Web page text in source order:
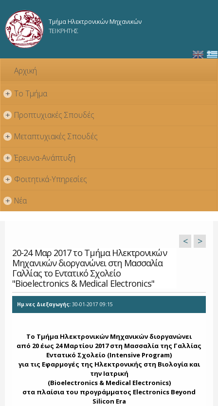
κυρίως
Τμήμα Ηλεκτρονικών Μηχανικών
ΤΕΙ ΚΡΗΤΗΣ
Αρχική
+ Το Τμήμα
+ Προπτυχιακές Σπουδές
+ Μεταπτυχιακές Σπουδές
+ Έρευνα-Ανάπτυξη
+ Φοιτητικά-Υπηρεσίες
+ Νέα
20-24 Μαρ 2017 το Τμήμα Ηλεκτρονικών
Μηχανικών διοργανώνει στη Μασσαλία
Γαλλίας το Εντατικό Σχολείο
"Bioelectronics & Medical Electronics"
< >
Ημ.νες Διεξαγωγής: 30-01-2017 09:15
Το Τμήμα Ηλεκτρονικών Μηχανικών διοργανώνει
από 20 έως 24 Μαρτίου 2017 στη Μασσαλία της Γαλλίας
Εντατικό Σχολείο (Intensive Program)
για τις Εφαρμογές της Ηλεκτρονικής στη Βιολογία και
την Ιατρική
(Bioelectronics & Medical Electronics)
στα πλαίσια του προγράμματος Electronics Beyond
Silicon Era